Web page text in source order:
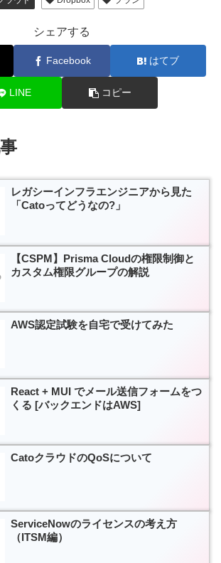
シェアする
Facebook はてブ
LINE コピー
レガシーインフラエンジニアから見た
「Catoってどうなの?」
【CSPM】Prisma Cloudの権限制御と
カスタム権限グループの解説
AWS認定試験を自宅で受けてみた
React + MUI でメール送信フォームをつ
くる [バックエンドはAWS]
CatoクラウドのQoSについて
ServiceNowのライセンスの考え方
（ITSM編）